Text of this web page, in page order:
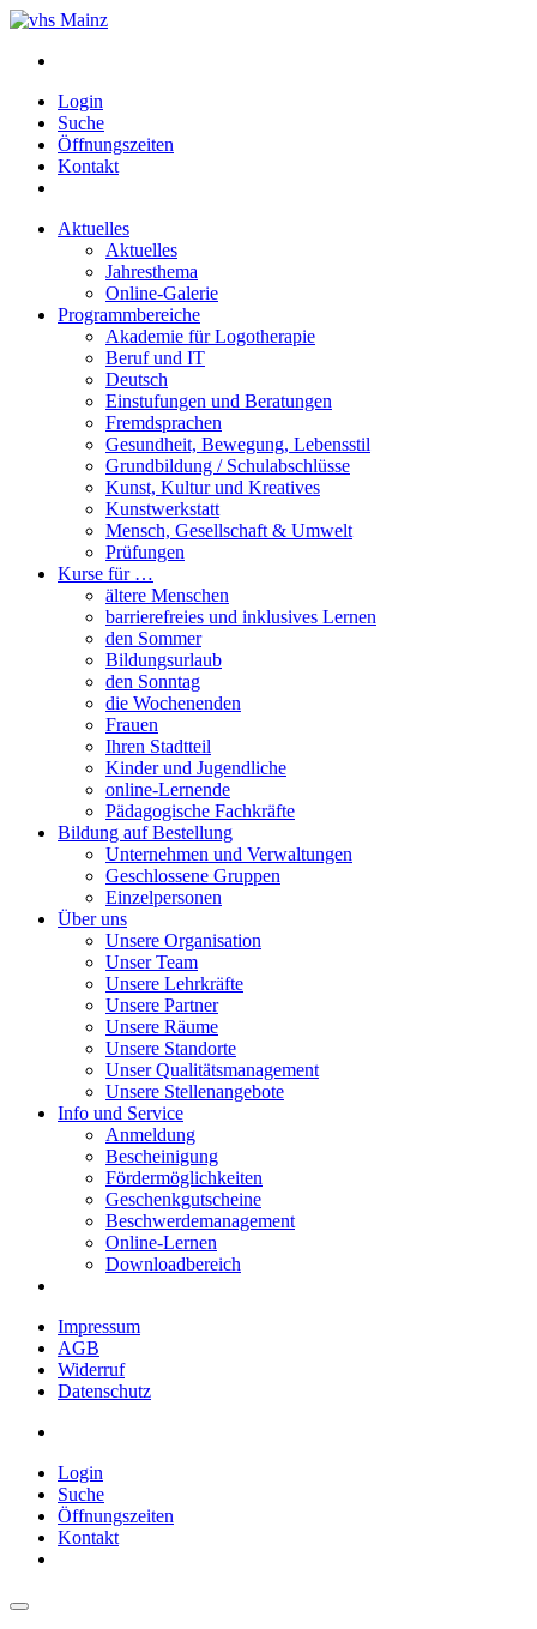
Login
Suche
Öffnungszeiten
Kontakt
Aktuelles
Aktuelles
Jahresthema
Online-Galerie
Programmbereiche
Akademie für Logotherapie
Beruf und IT
Deutsch
Einstufungen und Beratungen
Fremdsprachen
Gesundheit, Bewegung, Lebensstil
Grundbildung / Schulabschlüsse
Kunst, Kultur und Kreatives
Kunstwerkstatt
Mensch, Gesellschaft & Umwelt
Prüfungen
Kurse für …
ältere Menschen
barrierefreies und inklusives Lernen
den Sommer
Bildungsurlaub
den Sonntag
die Wochenenden
Frauen
Ihren Stadtteil
Kinder und Jugendliche
online-Lernende
Pädagogische Fachkräfte
Bildung auf Bestellung
Unternehmen und Verwaltungen
Geschlossene Gruppen
Einzelpersonen
Über uns
Unsere Organisation
Unser Team
Unsere Lehrkräfte
Unsere Partner
Unsere Räume
Unsere Standorte
Unser Qualitätsmanagement
Unsere Stellenangebote
Info und Service
Anmeldung
Bescheinigung
Fördermöglichkeiten
Geschenkgutscheine
Beschwerdemanagement
Online-Lernen
Downloadbereich
Impressum
AGB
Widerruf
Datenschutz
Login
Suche
Öffnungszeiten
Kontakt